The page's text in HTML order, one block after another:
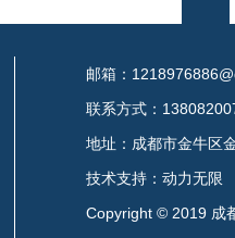
邮箱：
联系方式：
地址：成都市金牛区
技术支持： 动力无限
Copyright © 2019 成